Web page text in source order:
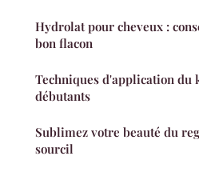
Hydrolat pour cheveux :
bon flacon
Techniques d'application du
débutants
Sublimez votre beauté du
sourcil